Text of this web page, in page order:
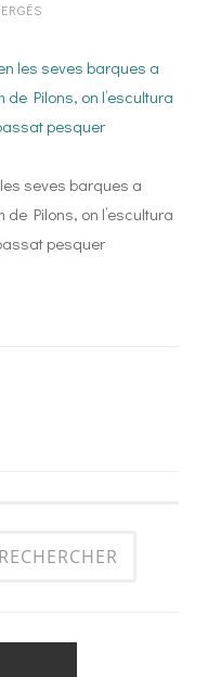
seves barques a
de Pilons, on l’escultura
pesquer